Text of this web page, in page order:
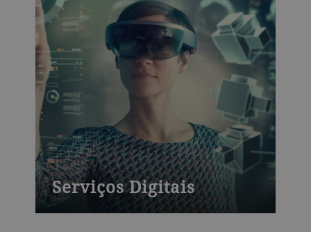
Serviços Digitais
Plataformas poderosas para aumentar a